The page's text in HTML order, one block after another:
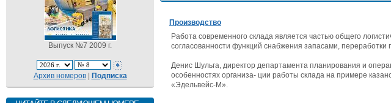
Выпуск №7 2009 г.
Архив номеров| Подписка
Производство
Работа современного склада является частью общего
согласованности функций снабжения запасами, переработки
Денис Шульга, директор департамента планирования и
особенностях организа- ции работы склада на примере
«Эдельвейс-М».